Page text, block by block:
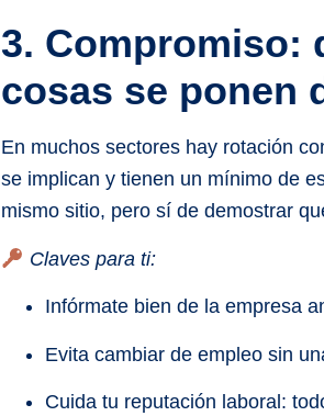
3. Compromiso:
cosas se ponen
En muchos sectores hay rotación
se implican y tienen un mínimo de
mismo sitio, pero sí de demostrar
Claves para ti:
Infórmate bien de la empresa
Evita cambiar de empleo sin
Cuida tu reputación laboral: